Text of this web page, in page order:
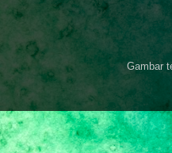
Gambar